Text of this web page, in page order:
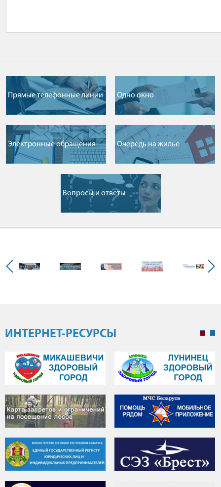
Прямые телефонные линии Одно окно
Электронные обращения Очередь на жилье
Вопросы и ответы
ИНТЕРНЕТ-РЕСУРСЫ